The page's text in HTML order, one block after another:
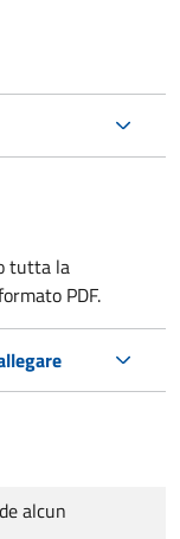
tutta la
PDF.
alcun